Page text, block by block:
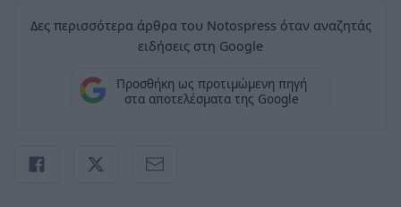
Δες περισσότερα άρθρα του Notospress όταν αναζητάς
ειδήσεις στη Google
Προσθήκη ως προτιμώμενη πηγή
στα αποτελέσματα της Google